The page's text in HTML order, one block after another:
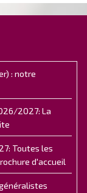
: notre
2027: La
Toutes les
d'accueil